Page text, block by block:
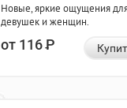
Новые, яркие ощущения
девушек и женщин.
от 116Р